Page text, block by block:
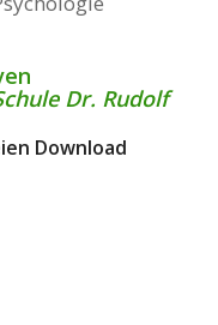
Dr. Rudolf
Download